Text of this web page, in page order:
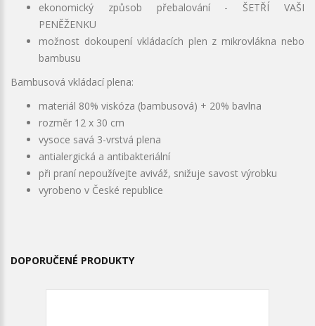
ekonomický způsob přebalování - ŠETŘÍ VAŠI
PENĚŽENKU
možnost dokoupení vkládacích plen z mikrovlákna nebo
bambusu
Bambusová vkládací plena:
materiál 80% viskóza (bambusová) + 20% bavlna
rozměr 12 x 30 cm
vysoce savá 3-vrstvá plena
antialergická a antibakteriální
při praní nepoužívejte aviváž, snižuje savost výrobku
vyrobeno v České republice
DOPORUČENÉ PRODUKTY